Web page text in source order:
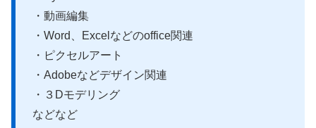
・動画編集
・Word、Excelなどのoffice関連
・ピクセルアート
・Adobeなどデザイン関連
・３Dモデリング
などなど